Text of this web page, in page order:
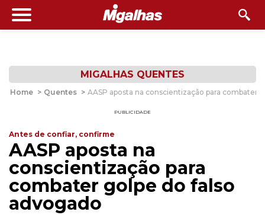
MIGALHAS QUENTES
Home > Quentes > AASP aposta na conscientização para combater
PUBLICIDADE
Antes de confiar, confirme
AASP aposta na
conscientização para
combater golpe do falso
advogado